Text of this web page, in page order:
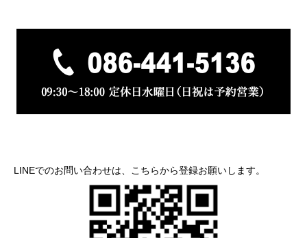
LINEでのお問い合わせは、こちらから登録お願いします。